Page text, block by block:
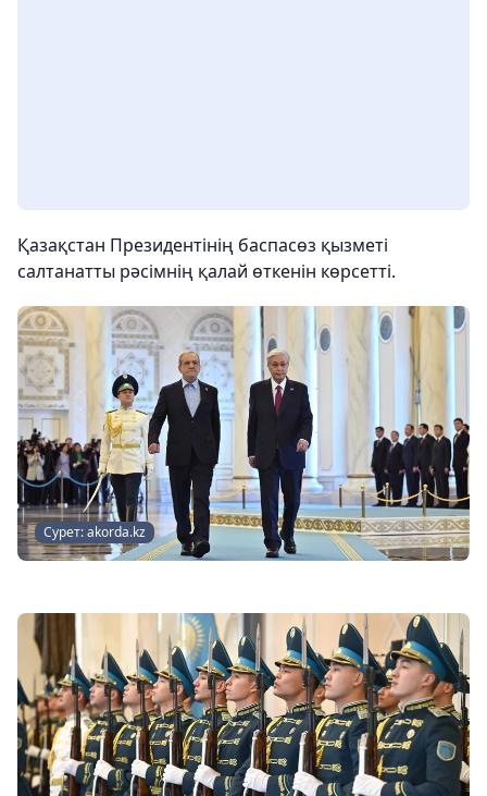
Қазақстан Президентінің баспасөз қызметі
салтанатты рәсімнің қалай өткенін көрсетті.
Сурет: akorda.kz